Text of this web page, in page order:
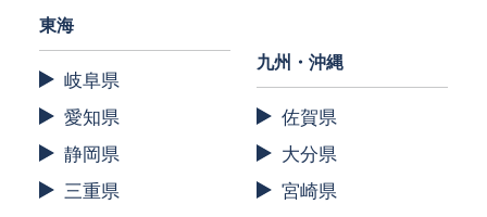
東海
岐阜県
愛知県
静岡県
三重県
九州・沖縄
佐賀県
大分県
宮崎県